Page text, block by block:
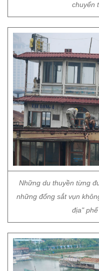
chuyển
Những du thuyền từng
những đống sắt vụn
địa"